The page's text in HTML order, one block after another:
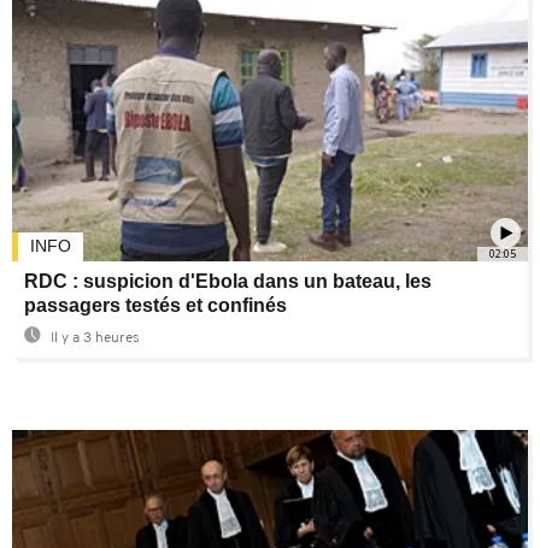
02:05
INFO
RDC : suspicion d'Ebola dans un bateau, les
passagers testés et confinés
Il y a 3 heures